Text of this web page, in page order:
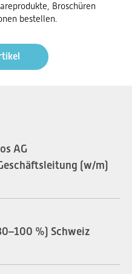
Broschüren
bestellen.
AG
(w/m)
%) Schweiz